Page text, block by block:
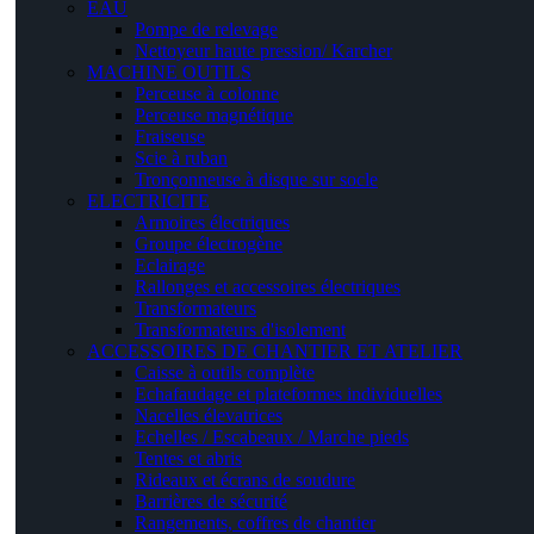
EAU
Pompe de relevage
Nettoyeur haute pression/ Karcher
MACHINE OUTILS
Perceuse à colonne
Perceuse magnétique
Fraiseuse
Scie à ruban
Tronçonneuse à disque sur socle
ELECTRICITE
Armoires électriques
Groupe électrogène
Eclairage
Rallonges et accessoires électriques
Transformateurs
Transformateurs d'isolement
ACCESSOIRES DE CHANTIER ET ATELIER
Caisse à outils complète
Echafaudage et plateformes individuelles
Nacelles élevatrices
Echelles / Escabeaux / Marche pieds
Tentes et abris
Rideaux et écrans de soudure
Barrières de sécurité
Rangements, coffres de chantier